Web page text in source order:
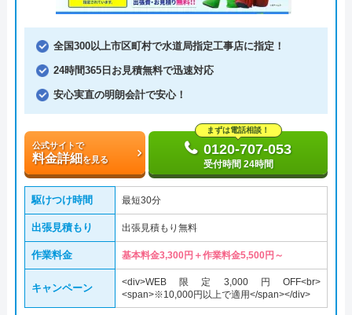
全国300以上市区町村で水道局指定工事店に指定！
24時間365日お見積無料で迅速対応
安心実直の明朗会計で安心！
公式サイトで
料金詳細を見る
まずは電話相談！
0120-707-053
受付時間 24時間
駆けつけ時間 最短30分
出張見積もり 出張見積もり無料
作業料金 基本料金3,300円＋作業料金5,500円～
キャンペーン
<div>WEB限定3,000円OFF<br>
<span>※10,000円以上で適用</span></div>